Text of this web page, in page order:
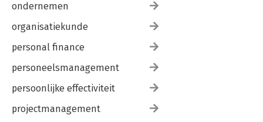
ondernemen
organisatiekunde
personal finance
personeelsmanagement
persoonlijke effectiviteit
projectmanagement